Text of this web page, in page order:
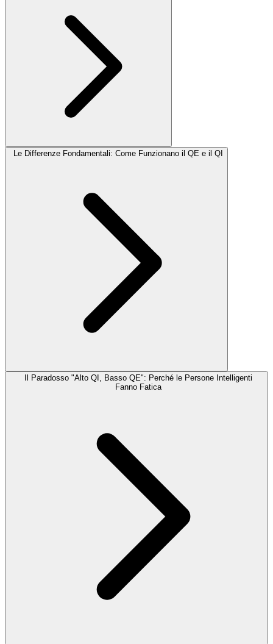
Le Differenze Fondamentali: Come Funzionano il QE e il QI
Il Paradosso "Alto QI, Basso QE": Perché le Persone Intelligenti
Fanno Fatica